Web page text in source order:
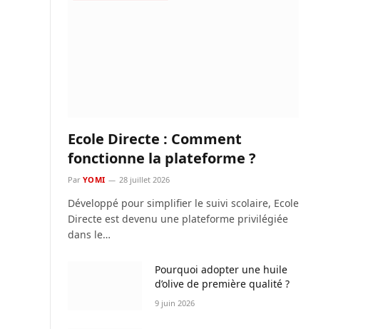
Ecole Directe : Comment
fonctionne la plateforme ?
Par YOMI 28 juillet 2026
Développé pour simplifier le suivi scolaire, Ecole
Directe est devenu une plateforme privilégiée
dans le…
Pourquoi adopter une huile
d’olive de première qualité ?
9 juin 2026